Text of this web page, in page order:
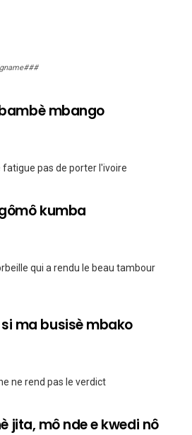
mbango
fatigue pas de porter l'ivoire
kumba
qui a rendu le beau tambour
ma busisè mbako
ne rend pas le verdict
jita, mô nde e kwedi nô